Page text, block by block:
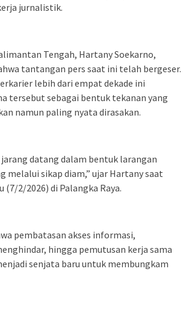
jurnalistik.
Tengah, Hartany Soekarno,
tantangan pers saat ini telah bergeser.
lebih dari empat dekade ini
tersebut sebagai bentuk tekanan yang
namun paling nyata dirasakan.
datang dalam bentuk larangan
melalui sikap diam,” ujar Hartany saat
(7/2/2026) di Palangka Raya.
pembatasan akses informasi,
hingga pemutusan kerja sama
senjata baru untuk membungkam